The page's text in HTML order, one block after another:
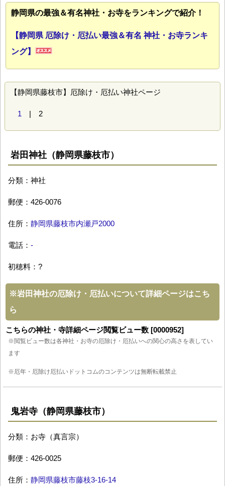
静岡県の最強＆有名神社・お寺をランキングで紹介！
【静岡県 厄除け・厄払い最強＆有名 神社・お寺ランキ
ング】
【静岡県藤枝市】厄除け・厄払い神社ページ
1 | 2
岩田神社（静岡県藤枝市）
分類：神社
郵便：426-0076
住所： 静岡県藤枝市内瀬戸2000
電話： -
初穂料：?
※岩田神社の厄除け・厄払いについて詳細ページはこち
ら
こちらの神社・寺詳細ページ閲覧ビュー数 [0000952]
※閲覧ビュー数は各神社・お寺の厄除け・厄払いへの関心の高さを表してい
ます
※厄年・厄除け厄払いドットコムのコンテンツは無断転載禁止
鬼岩寺（静岡県藤枝市）
分類：お寺（真言宗）
郵便：426-0025
住所： 静岡県藤枝市藤枝3-16-14